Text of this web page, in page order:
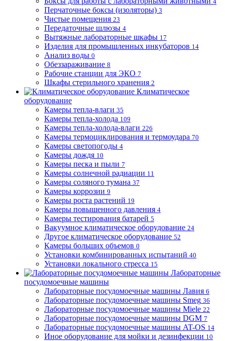
Перчаточные боксы (изоляторы) 3
Чистые помещения 23
Передаточные шлюзы 4
Вытяжные лабораторные шкафы 17
Изделия для промышленных инкубаторов 14
Анализ воды 0
Обеззараживание 8
Рабочие станции для ЭКО 7
Шкафы стерильного хранения 2
Климатическое
оборудование
Камеры тепла-влаги 35
Камеры тепла-холода 109
Камеры тепла-холода-влаги 226
Камеры термоциклирования и термоудара 70
Камеры светопогоды 4
Камеры дождя 10
Камеры песка и пыли 7
Камеры солнечной радиации 11
Камеры соляного тумана 37
Камеры коррозии 9
Камеры роста растений 19
Камеры повышенного давления 4
Камеры тестирования батарей 5
Вакуумное климатическое оборудование 24
Другое климатическое оборудование 52
Камеры больших объемов 0
Установки комбинированных испытаний 40
Установки локального стресса 15
Лабораторные
посудомоечные машины
Лабораторные посудомоечные машины Лавия 6
Лабораторные посудомоечные машины Smeg 36
Лабораторные посудомоечные машины Miele 22
Лабораторные посудомоечные машины DGM 7
Лабораторные посудомоечные машины AT-OS 14
Иное оборудование для мойки и дезинфекции 10